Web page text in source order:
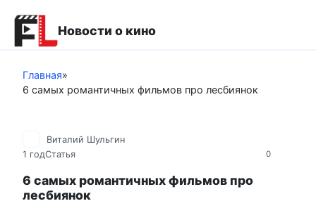
контенту
Новости о кино
Главная»
6 самых романтичных фильмов про лесбиянок
0
Виталий Шульгин
1 годСтатья
6 самых романтичных фильмов про
лесбиянок